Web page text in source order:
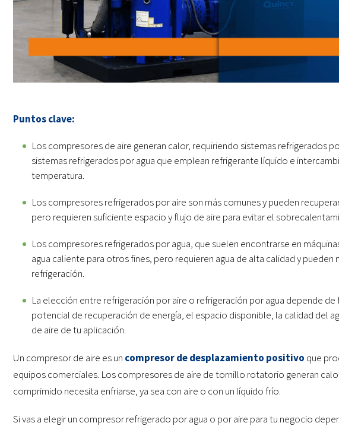
Puntos clave:
Los compresores de aire generan calor, requiriendo sistemas refrigerados
sistemas refrigerados por agua que emplean refrigerante líquido e
temperatura.
Los compresores refrigerados por aire son más comunes y pueden
pero requieren suficiente espacio y flujo de aire para evitar el
Los compresores refrigerados por agua, que suelen encontrarse en
agua caliente para otros fines, pero requieren agua de alta calidad y
refrigeración.
La elección entre refrigeración por aire o refrigeración por agua depende
potencial de recuperación de energía, el espacio disponible, la calidad del
de aire de tu aplicación.
Un compresor de aire es un compresor de desplazamiento positivo que
equipos comerciales. Los compresores de aire de tornillo rotatorio generan
comprimido necesita enfriarse, ya sea con aire o con un líquido frío.
Si vas a elegir un compresor refrigerado por agua o por aire para tu negocio